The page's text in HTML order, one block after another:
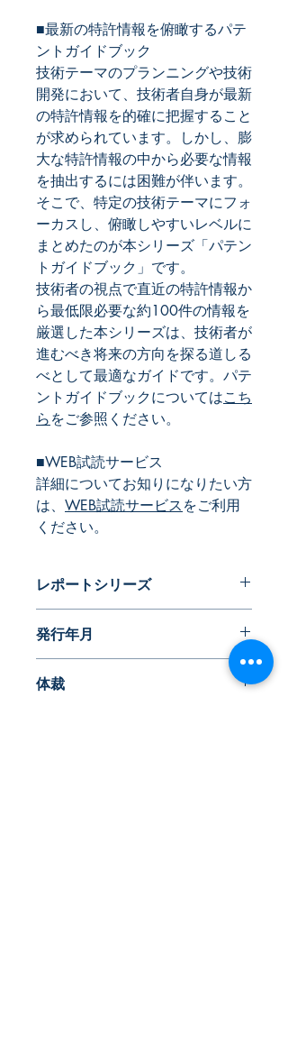
■最新の特許情報を俯瞰するパテ
ントガイドブック
技術テーマのプランニングや技術
開発において、技術者自身が最新
の特許情報を的確に把握すること
が求められています。しかし、膨
大な特許情報の中から必要な情報
を抽出するには困難が伴います。
そこで、特定の技術テーマにフォ
ーカスし、俯瞰しやすいレベルに
まとめたのが本シリーズ「パテン
トガイドブック」です。
技術者の視点で直近の特許情報か
ら最低限必要な約100件の情報を
厳選した本シリーズは、技術者が
進むべき将来の方向を探る道しる
べとして最適なガイドです。パテ
ントガイドブックについてはこち
らをご参照ください。
■WEB試読サービス
詳細についてお知りになりたい方
は、 WEB試読サービスをご利用
ください。
レポートシリーズ
発行年月
体裁